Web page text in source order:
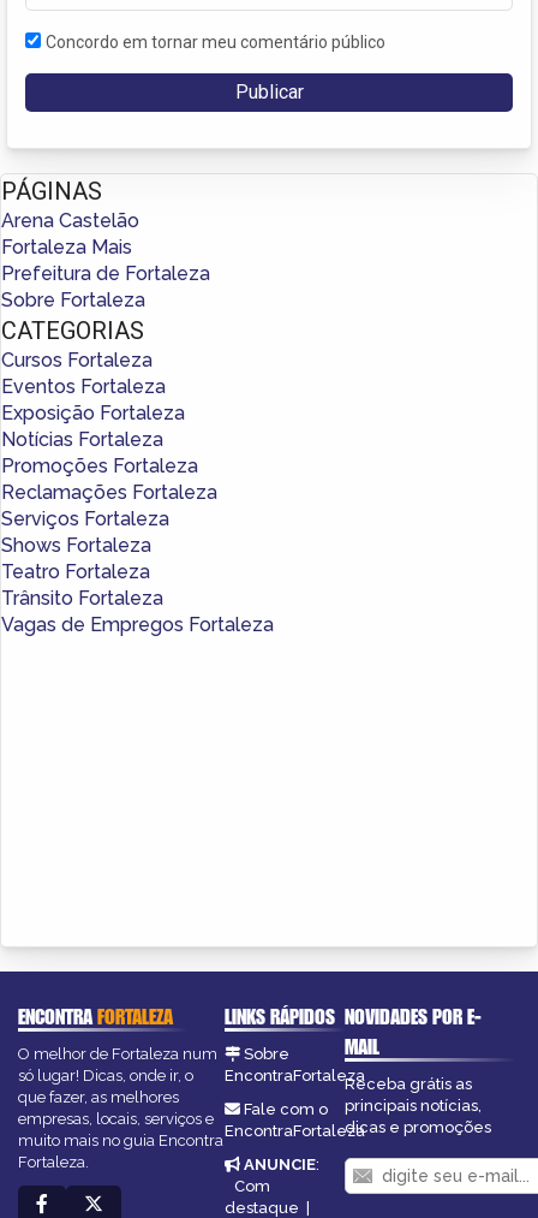
Concordo em tornar meu comentário público
PÁGINAS
Arena Castelão
Fortaleza Mais
Prefeitura de Fortaleza
Sobre Fortaleza
CATEGORIAS
Cursos Fortaleza
Eventos Fortaleza
Exposição Fortaleza
Notícias Fortaleza
Promoções Fortaleza
Reclamações Fortaleza
Serviços Fortaleza
Shows Fortaleza
Teatro Fortaleza
Trânsito Fortaleza
Vagas de Empregos Fortaleza
ENCONTRAFORTALEZA
O melhor de Fortaleza num
só lugar! Dicas, onde ir, o
que fazer, as melhores
empresas, locais, serviços e
muito mais no guia Encontra
Fortaleza.
LINKS RÁPIDOS
Sobre
EncontraFortaleza
Fale com o
EncontraFortaleza
ANUNCIE:
Com
destaque
NOVIDADES POR E-
MAIL
Receba grátis as
principais notícias,
dicas e promoções